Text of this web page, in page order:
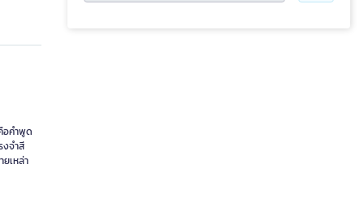
อคำพูด
งจำสี
เหล่า